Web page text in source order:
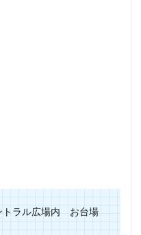
トラル広場内 お台場